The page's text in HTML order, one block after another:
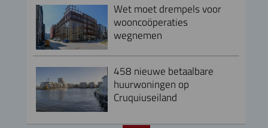
Wet moet drempels voor
wooncoöperaties
wegnemen
458 nieuwe betaalbare
huurwoningen op
Cruquiuseiland